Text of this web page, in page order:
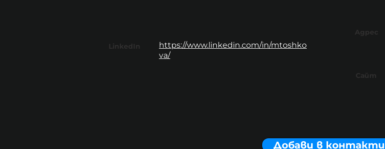
LinkedIn
https://www.linkedin.com/in/mtoshko
va/
Адрес
Сайт
Добави в контакти